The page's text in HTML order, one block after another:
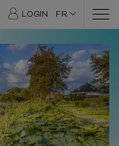
LOGIN FR